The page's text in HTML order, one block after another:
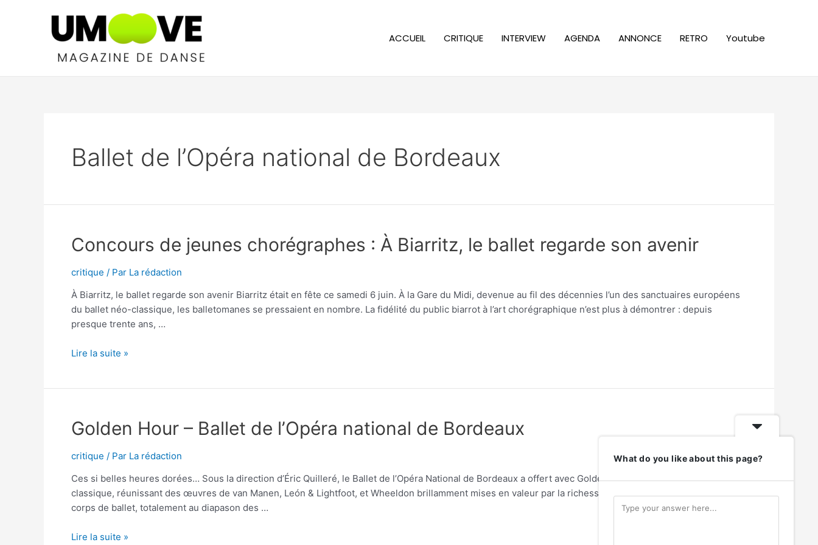
ACCUEIL CRITIQUE INTERVIEW AGENDA ANNONCE RETRO Youtube
Ballet de l’Opéra national de Bordeaux
Concours de jeunes chorégraphes : À Biarritz, le ballet regarde son avenir
critique / Par La rédaction
À Biarritz, le ballet regarde son avenir Biarritz était en fête ce samedi 6 juin. À la Gare du Midi, devenue au fil des décennies l’un des sanctuaires européens
du ballet néo-classique, les balletomanes se pressaient en nombre. La fidélité du public biarrot à l’art chorégraphique n’est plus à démontrer : depuis
presque trente ans, …
Concours
À
le
regarde
son
avenir
Lire la suite »
Golden Hour – Ballet de l’Opéra national de Bordeaux
critique / Par La rédaction
Ces si belles heures dorées… Sous la direction d’Éric Quilleré, le Ballet de l’Opéra National de Bordeaux a offert avec Golden Hour un triptyque néo-
classique, réunissant des œuvres de van Manen, León & Lightfoot, et Wheeldon brillamment mises en valeur par la richesse expressive de la compagnie. Le
corps de ballet, totalement au diapason des …
Golden
Lire la suite »
What do you like about this page?